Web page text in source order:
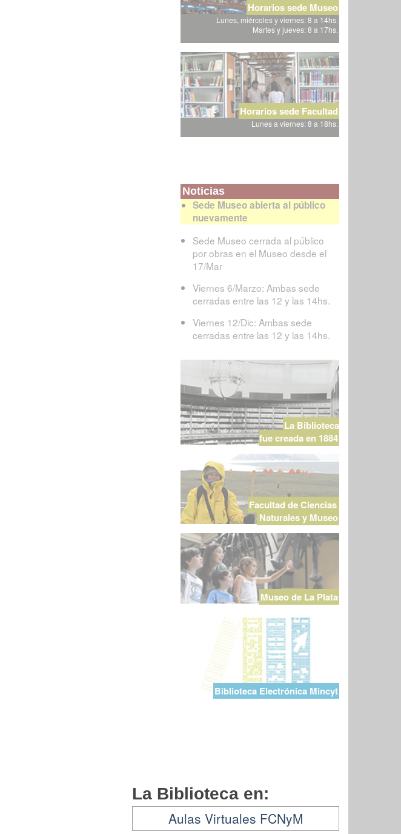
Horarios sede Museo
Lunes, miércoles y viernes: 8 a 14hs.
Martes y jueves: 8 a 17hs.
Horarios sede Facultad
Lunes a viernes: 8 a 18hs.
Noticias
Sede Museo abierta al público
nuevamente
Sede Museo cerrada al público
por obras en el Museo desde el
17/Mar
Viernes 6/Marzo: Ambas sede
cerradas entre las 12 y las 14hs.
Viernes 12/Dic: Ambas sede
cerradas entre las 12 y las 14hs.
La Biblioteca
fue creada en 1884
Facultad de Ciencias
Naturales y Museo
Museo de La Plata
Biblioteca Electrónica Mincyt
La Biblioteca en:
Aulas Virtuales FCNyM